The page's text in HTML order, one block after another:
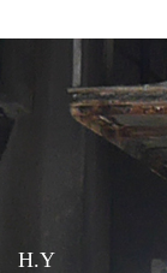
H.Y